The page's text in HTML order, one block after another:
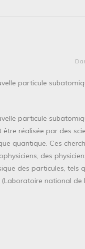
particule
particule
réalisée par des
quantique. Ces
des
des particules, tels
national de